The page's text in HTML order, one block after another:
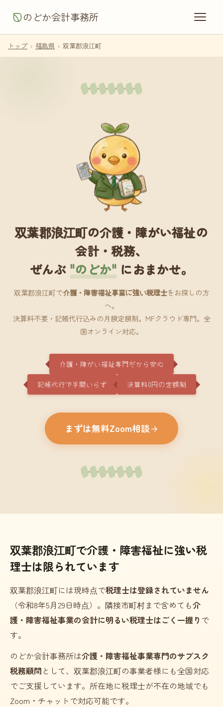
のどか会計事務所
トップ › 福島県 › 双葉郡浪江町
双葉郡浪江町の介護・障がい福祉の
会計・税務、
ぜんぶ "のどか" におまかせ。
双葉郡浪江町で介護・障害福祉事業に強い税理士をお探しの方
へ。
決算料不要・記帳代行込みの月額定額制。MFクラウド専門。全
国オンライン対応。
介護・障がい福祉専門だから安心
記帳代行で手間いらず 決算料0円の定額制
まずは無料Zoom相談
双葉郡浪江町で介護・障害福祉に強い税
理士は限られています
双葉郡浪江町には現時点で税理士は登録されていません
（令和8年5月29日時点）。隣接市町村まで含めても介
護・障害福祉事業の会計に明るい税理士はごく一握り で
す。
のどか会計事務所は介護・障害福祉事業専門のサブスク
税務顧問 として、双葉郡浪江町の事業者様にも全国対応
でご支援しています。所在地に税理士が不在の地域でも
Zoom・チャットで対応可能です。